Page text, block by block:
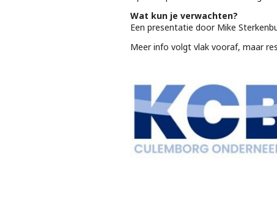
Wat kun je verwachten?
Een presentatie door Mike
Meer info volgt vlak vooraf, maar